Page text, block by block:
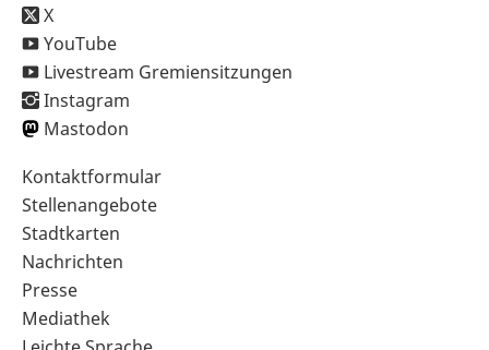
X
YouTube
Livestream Gremiensitzungen
Instagram
Mastodon
Sekundärnavigation
im
Fußbereich
Kontaktformular
Stellenangebote
Stadtkarten
Nachrichten
Presse
Mediathek